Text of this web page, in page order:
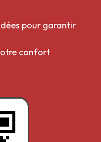
pour garantir
confort